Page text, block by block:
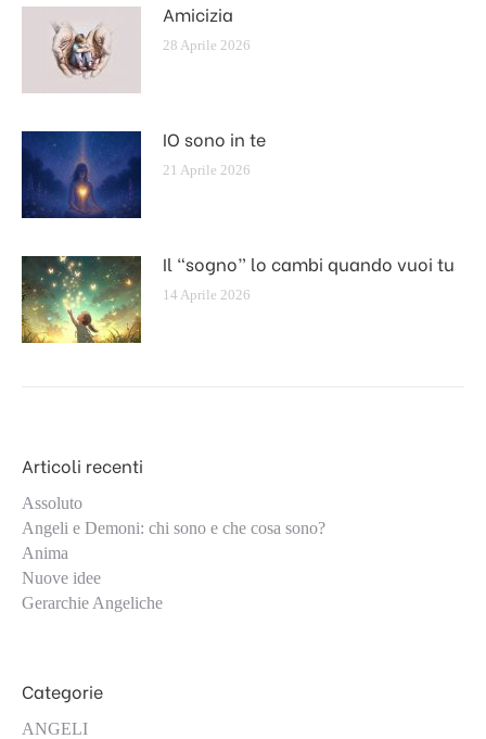
Amicizia
28 Aprile 2026
IO sono in te
21 Aprile 2026
Il “sogno” lo cambi quando vuoi tu
14 Aprile 2026
Articoli recenti
Assoluto
Angeli e Demoni: chi sono e che cosa sono?
Anima
Nuove idee
Gerarchie Angeliche
Categorie
ANGELI